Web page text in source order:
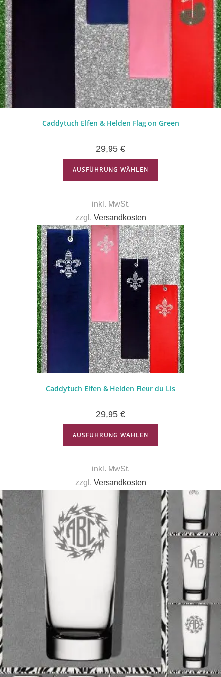
Caddytuch Elfen & Helden Flag on Green
29,95 €
AUSFÜHRUNG WÄHLEN
inkl. MwSt.
zzgl. Versandkosten
Caddytuch Elfen & Helden Fleur du Lis
29,95 €
AUSFÜHRUNG WÄHLEN
inkl. MwSt.
zzgl. Versandkosten